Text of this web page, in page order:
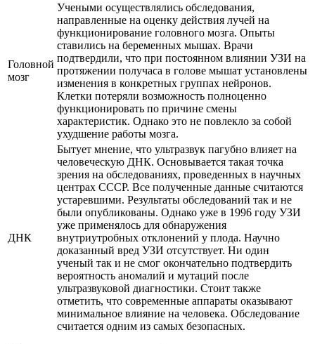
Головной
мозг
Учеными осуществлялись обследования,
направленные на оценку действия лучей на
функционирование головного мозга. Опыты
ставились на беременных мышах. Врачи
подтвердили, что при постоянном влиянии УЗИ на
протяжении получаса в голове мышат установлены
изменения в конкретных группах нейронов.
Клетки потеряли возможность полноценно
функционировать по причине смены
характеристик. Однако это не повлекло за собой
ухудшение работы мозга.
ДНК
Бытует мнение, что ультразвук пагубно влияет на
человеческую ДНК. Основывается такая точка
зрения на обследованиях, проведенных в научных
центрах СССР. Все полученные данные считаются
устаревшими. Результаты обследований так и не
были опубликованы. Однако уже в 1996 году УЗИ
уже применялось для обнаружения
внутриутробных отклонений у плода. Научно
доказанный вред УЗИ отсутствует. Ни один
ученый так и не смог окончательно подтвердить
вероятность аномалий и мутаций после
ультразвуковой диагностики. Стоит также
отметить, что современные аппараты оказывают
минимальное влияние на человека. Обследование
считается одним из самых безопасных.